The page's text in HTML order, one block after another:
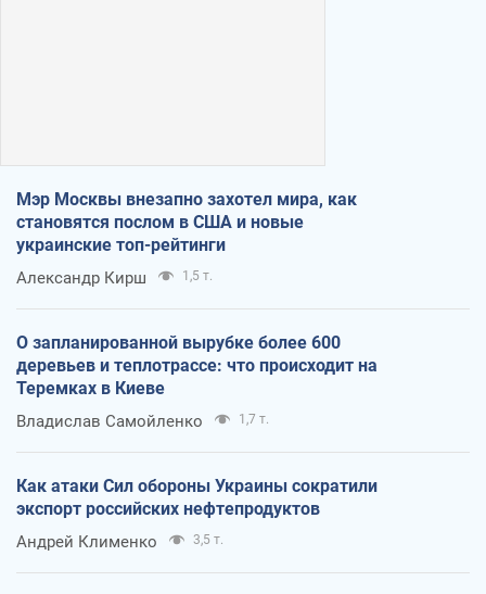
Мэр Москвы внезапно захотел мира, как
становятся послом в США и новые
украинские топ-рейтинги
Александр Кирш 1,5 т.
О запланированной вырубке более 600
деревьев и теплотрассе: что происходит на
Теремках в Киеве
Владислав Самойленко 1,7 т.
Как атаки Сил обороны Украины сократили
экспорт российских нефтепродуктов
Андрей Клименко 3,5 т.